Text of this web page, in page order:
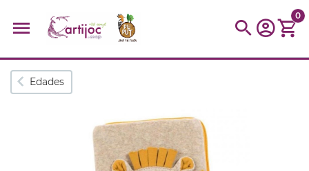
Búsquedas populares
kidynight Puzzle
0
Edades